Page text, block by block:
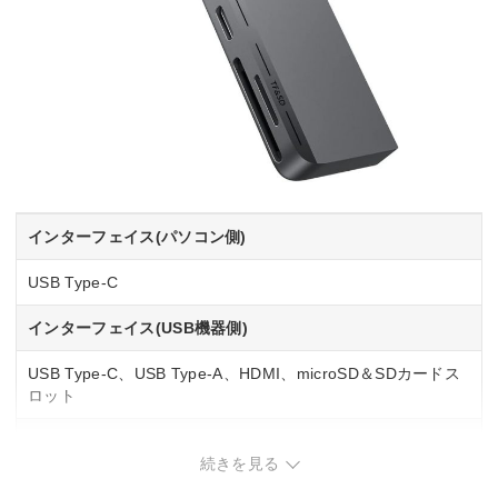
インターフェイス(パソコン側)
USB Type-C
インターフェイス(USB機器側)
USB Type-C、USB Type-A、HDMI、microSD＆SDカードス
ロット
続きを見る